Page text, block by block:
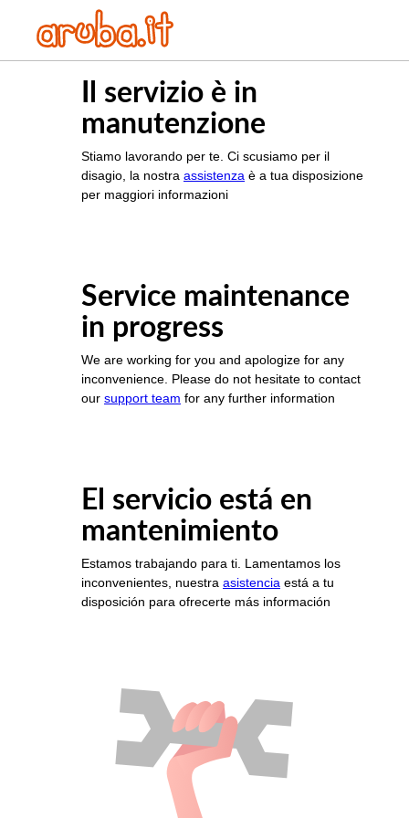
Il servizio è in
manutenzione
Stiamo lavorando per te. Ci scusiamo per il
disagio, la nostra assistenza è a tua disposizione
per maggiori informazioni
Service maintenance
in progress
We are working for you and apologize for any
inconvenience. Please do not hesitate to contact
our support team for any further information
El servicio está en
mantenimiento
Estamos trabajando para ti. Lamentamos los
inconvenientes, nuestra asistencia está a tu
disposición para ofrecerte más información